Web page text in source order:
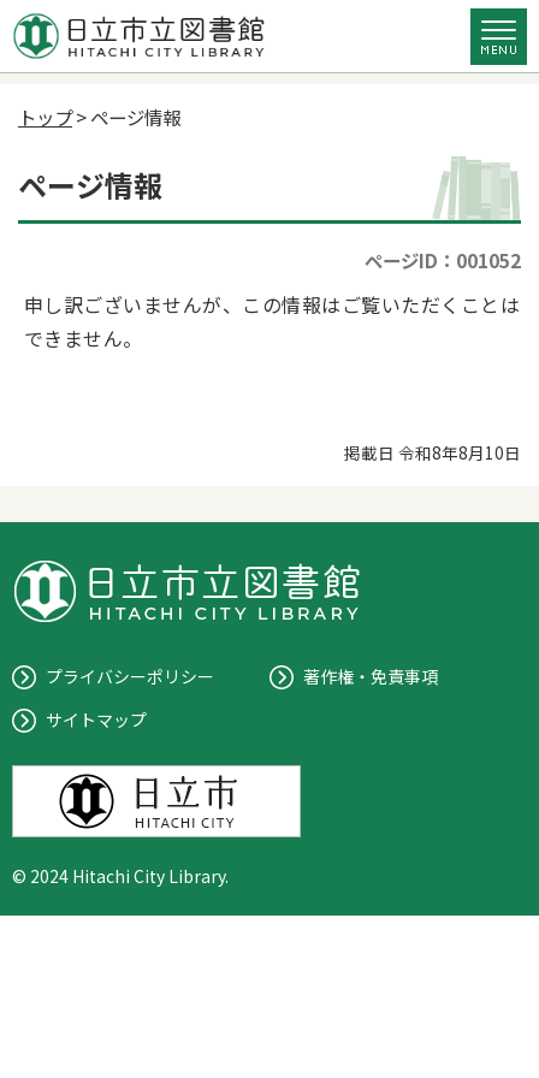
トップ> ページ情報
ページ情報
ページID：001052
申し訳ございませんが、この情報はご覧いただくことは
できません。
掲載日 令和8年8月10日
プライバシーポリシー
著作権・免責事項
サイトマップ
© 2024 Hitachi City Library.